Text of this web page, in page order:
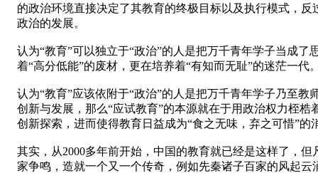
的政治环境直接决定了其教育的终极目标以及执行模式，
政治的发展。
认为“教育”可以独立于“政治”的人是把万千青年学子当成
着“高分低能”的废材，更在培养着“有知而无耻”的迷茫一代
认为“教育”应该依附于“政治”的人是把万千青年学子乃至
创新与发展，那么“应试教育”的本源就在于用政治权力桎
创新探索，进而使得教育日益成为“食之无味，弃之可惜”的
其实，从2000多年前开始，中国的教育就已经是这样了，
家争鸣，造就一个又一个传奇，例如先秦诸子百家的风起